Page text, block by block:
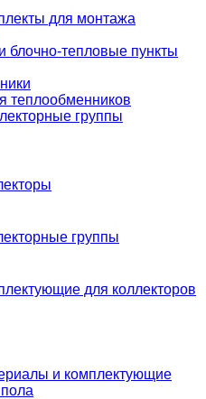
для монтажа
блочно-тепловые пункты
теплообменников
группы
группы
для коллекторов
и комплектующие